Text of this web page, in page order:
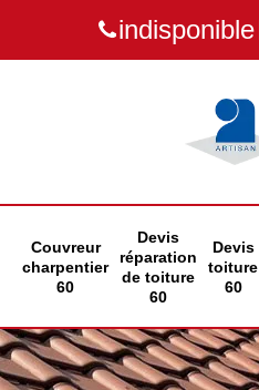
indisponible
Couvreur
charpentier
60
Devis
réparation
de toiture
60
Devis
toiture
60